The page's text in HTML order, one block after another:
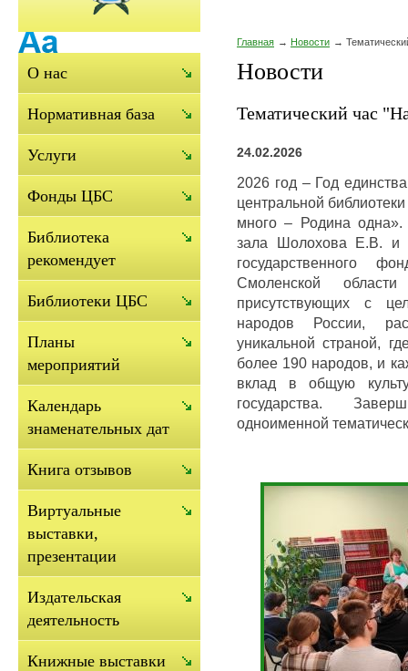
Главная Новости
Новости
Тематический час
24.02.2026
2026 год – Год
центральной
много – Родина одна».
зала Шолохова Е.В. и
государственного
Смоленской
присутствующих с
народов России,
уникальной страной,
более 190 народов, и
вклад в общую
государства.
одноименной
О нас
Нормативная база
Услуги
Фонды ЦБС
Библиотека
рекомендует
Библиотеки ЦБС
Планы
мероприятий
Календарь
знаменательных дат
Книга отзывов
Виртуальные
выставки,
презентации
Издательская
деятельность
Книжные выставки